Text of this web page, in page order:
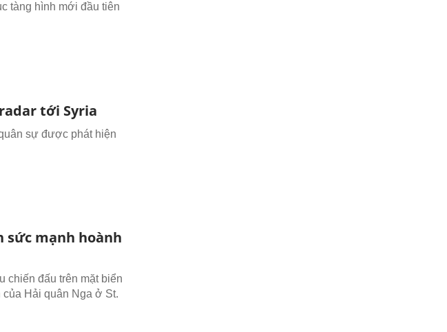
tàng hình mới đầu tiên
tới Syria
sự được phát hiện
sức mạnh hoành
chiến đấu trên mặt biển
Hải quân Nga ở St.